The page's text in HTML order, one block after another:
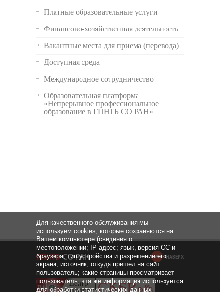
Платные образовательные услуги
Финансово-хозяйственная деятельность
Вакантные места для приема (перевода)
Доступная среда
Международное сотрудничество
Образовательная платформа
«Непрерывное профессиональное
образование в ГПНТБ СО РАН»
НАВЕРХ
Для качественного обслуживания мы
используем cookies, которые сохраняются на
Вашем компьютере (сведения о
местоположении; IP-адрес; язык, версия ОС и
браузера; тип устройства и разрешение его
экрана; источник, откуда пришел на сайт
пользователь; какие страницы просматривает
пользователь; эта же информация используется
для обработки статистических данных